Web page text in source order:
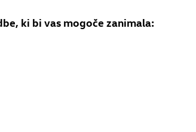
ki bi vas mogoče zanimala: